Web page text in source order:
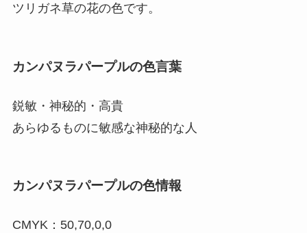
ツリガネ草の花の色です。
カンパヌラパープルの色言葉
鋭敏・神秘的・高貴
あらゆるものに敏感な神秘的な人
カンパヌラパープルの色情報
CMYK：50,70,0,0